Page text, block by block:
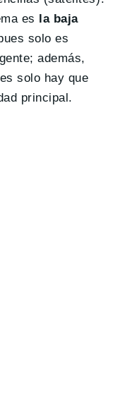
es la baja
solo es
además,
solo hay que
principal.